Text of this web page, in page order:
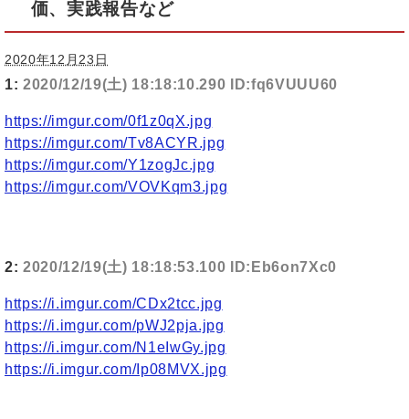
価、実践報告など
2020年12月23日
1: 2020/12/19(土) 18:18:10.290 ID:fq6VUUU60
https://imgur.com/0f1z0qX.jpg
https://imgur.com/Tv8ACYR.jpg
https://imgur.com/Y1zogJc.jpg
https://imgur.com/VOVKqm3.jpg
2: 2020/12/19(土) 18:18:53.100 ID:Eb6on7Xc0
https://i.imgur.com/CDx2tcc.jpg
https://i.imgur.com/pWJ2pja.jpg
https://i.imgur.com/N1eIwGy.jpg
https://i.imgur.com/Ip08MVX.jpg